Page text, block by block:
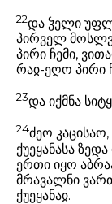
22და ჴელი
პირველ
პირი ჩემი,
რაჲ-ეღო პირი
23და იქმნა
24ძეო
ქუეყანასა
ერთი იყო
მრავალნი
ქუეყანაჲ.